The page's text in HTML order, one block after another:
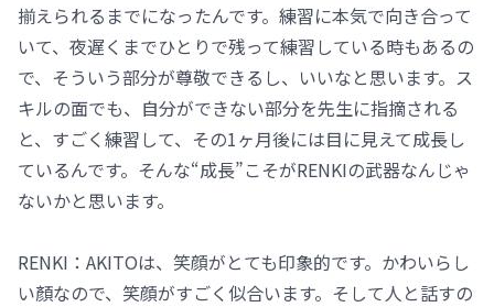
揃えられるまでになったんです。練習に本気で向き合って
いて、夜遅くまでひとりで残って練習している時もあるの
で、そういう部分が尊敬できるし、いいなと思います。ス
キルの面でも、自分ができない部分を先生に指摘される
と、すごく練習して、その1ヶ月後には目に見えて成長し
ているんです。そんな“成長”こそがRENKIの武器なんじゃ
ないかと思います。
RENKI：AKITOは、笑顔がとても印象的です。かわいらし
い顏なので、笑顔がすごく似合います。そして人と話すの